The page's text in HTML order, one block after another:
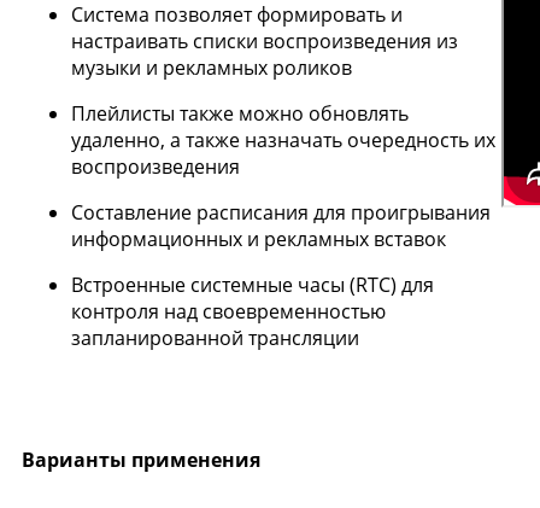
Система позволяет формировать и
настраивать списки воспроизведения из
музыки и рекламных роликов
Плейлисты также можно обновлять
удаленно, а также назначать очередность их
воспроизведения
Составление расписания для проигрывания
информационных и рекламных вставок
Встроенные системные часы (RTC) для
контроля над своевременностью
запланированной трансляции
Варианты применения